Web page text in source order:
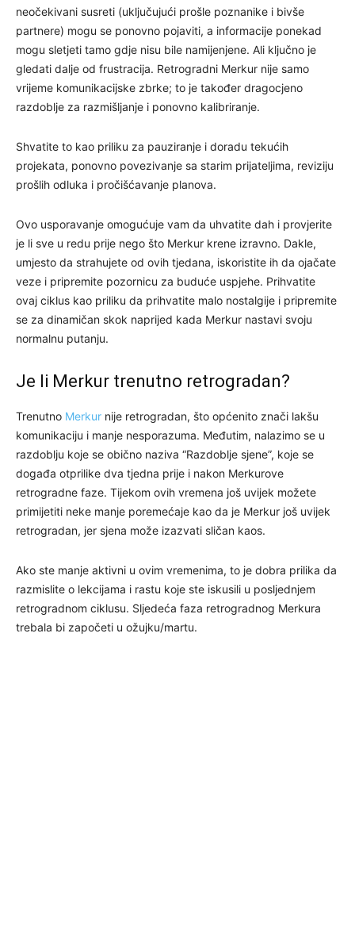
neočekivani susreti (uključujući prošle poznanike i bivše
partnere) mogu se ponovno pojaviti, a informacije ponekad
mogu sletjeti tamo gdje nisu bile namijenjene. Ali ključno je
gledati dalje od frustracija. Retrogradni Merkur nije samo
vrijeme komunikacijske zbrke; to je također dragocjeno
razdoblje za razmišljanje i ponovno kalibriranje.
Shvatite to kao priliku za pauziranje i doradu tekućih
projekata, ponovno povezivanje sa starim prijateljima, reviziju
prošlih odluka i pročišćavanje planova.
Ovo usporavanje omogućuje vam da uhvatite dah i provjerite
je li sve u redu prije nego što Merkur krene izravno. Dakle,
umjesto da strahujete od ovih tjedana, iskoristite ih da ojačate
veze i pripremite pozornicu za buduće uspjehe. Prihvatite
ovaj ciklus kao priliku da prihvatite malo nostalgije i pripremite
se za dinamičan skok naprijed kada Merkur nastavi svoju
normalnu putanju.
Je li Merkur trenutno retrogradan?
Trenutno Merkur nije retrogradan, što općenito znači lakšu
komunikaciju i manje nesporazuma. Međutim, nalazimo se u
razdoblju koje se obično naziva “Razdoblje sjene”, koje se
događa otprilike dva tjedna prije i nakon Merkurove
retrogradne faze. Tijekom ovih vremena još uvijek možete
primijetiti neke manje poremećaje kao da je Merkur još uvijek
retrogradan, jer sjena može izazvati sličan kaos.
Ako ste manje aktivni u ovim vremenima, to je dobra prilika da
razmislite o lekcijama i rastu koje ste iskusili u posljednjem
retrogradnom ciklusu. Sljedeća faza retrogradnog Merkura
trebala bi započeti u ožujku/martu.